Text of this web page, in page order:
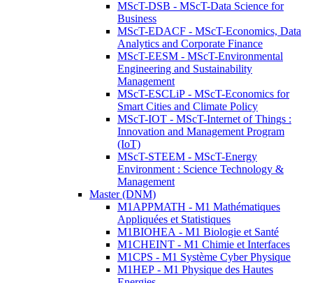
MScT-DSB - MScT-Data Science for
Business
MScT-EDACF - MScT-Economics, Data
Analytics and Corporate Finance
MScT-EESM - MScT-Environmental
Engineering and Sustainability
Management
MScT-ESCLiP - MScT-Economics for
Smart Cities and Climate Policy
MScT-IOT - MScT-Internet of Things :
Innovation and Management Program
(IoT)
MScT-STEEM - MScT-Energy
Environment : Science Technology &
Management
Master (DNM)
M1APPMATH - M1 Mathématiques
Appliquées et Statistiques
M1BIOHEA - M1 Biologie et Santé
M1CHEINT - M1 Chimie et Interfaces
M1CPS - M1 Système Cyber Physique
M1HEP - M1 Physique des Hautes